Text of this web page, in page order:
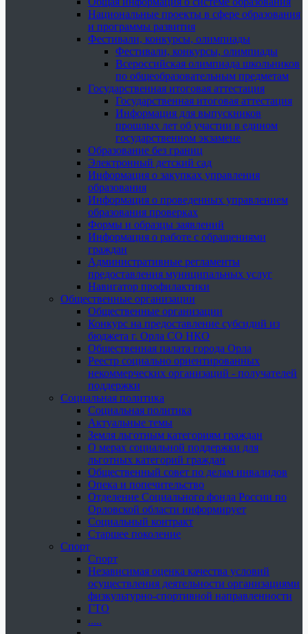
Национальные проекты в сфере образования
и программы развития
Фестивали, конкурсы, олимпиады
Фестивали, конкурсы, олимпиады
Всероссийская олимпиада школьников
по общеобразовательным предметам
Государственная итоговая аттестация
Государственная итоговая аттестация
Информация для выпускников
прошлых лет об участии в едином
государственном экзамене
Образование без границ
Электронный детский сад
Информация о закупках управления
образования
Информация о проведенных управлением
образования проверках
Формы и образцы заявлений
Информация о работе с обращениями
граждан
Административные регламенты
предоставления муниципальных услуг
Навигатор профилактики
Общественные организации
Общественные организации
Конкурс на предоставление субсидий из
бюджета г. Орла СО НКО
Общественная палата города Орла
Реестр социально ориентированных
некоммерческих организаций - получателей
поддержки
Социальная политика
Социальная политика
Актуальные темы
Земля льготным категориям граждан
О мерах социальной поддержки для
льготных категорий граждан
Общественный совет по делам инвалидов
Опека и попечительство
Отделение Социального фонда России по
Орловской области информирует
Социальный контракт
Старшее поколение
Спорт
Спорт
Независимая оценка качества условий
осуществления деятельности организациями
физкультурно-спортивной направленности
ГТО
.....